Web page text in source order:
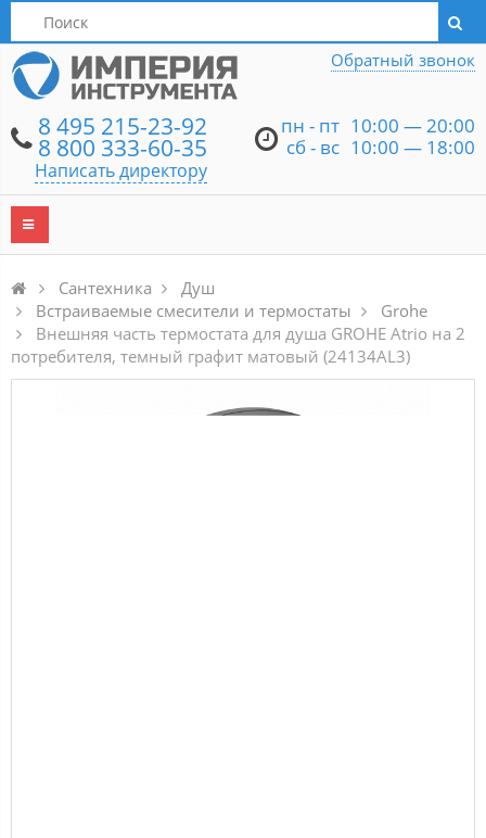
Написать директору
8 495 215-23-92
8 800 333-60-35
Написать директору
пн - пт 10:00 — 20:00
сб - вс 10:00 — 18:00
Обратный звонок
Сантехника
Душ
Встраиваемые смесители и термостаты
Grohe
Внешняя часть термостата для душа GROHE Atrio на 2
потребителя, темный графит матовый (24134AL3)